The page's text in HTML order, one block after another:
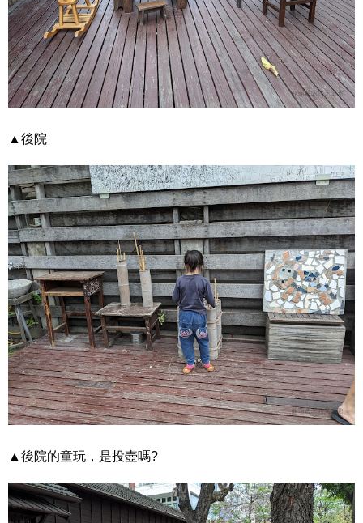
▲後院
▲後院的童玩，是投壺嗎?